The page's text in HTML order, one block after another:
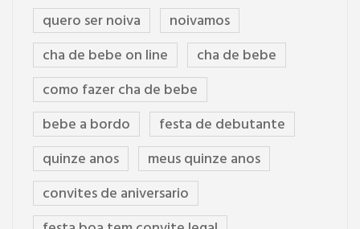
quero ser noiva
noivamos
cha de bebe on line
cha de bebe
como fazer cha de bebe
bebe a bordo
festa de debutante
quinze anos
meus quinze anos
convites de aniversario